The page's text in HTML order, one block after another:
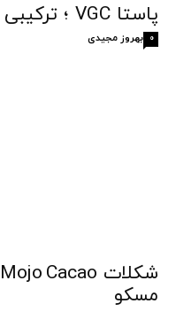
پاستا VGC ؛ ترکیبی برنده در وعده های غذایی
بهروز مجیدی 0
مسکو